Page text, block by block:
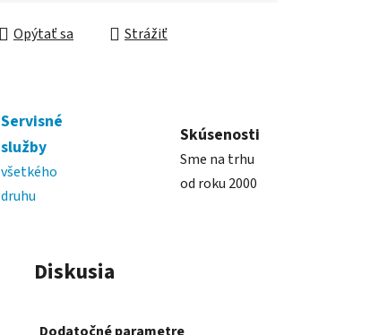
Opýtať sa
Strážiť
Servisné
služby
všetkého
druhu
Skúsenosti
Sme na trhu
od roku 2000
Diskusia